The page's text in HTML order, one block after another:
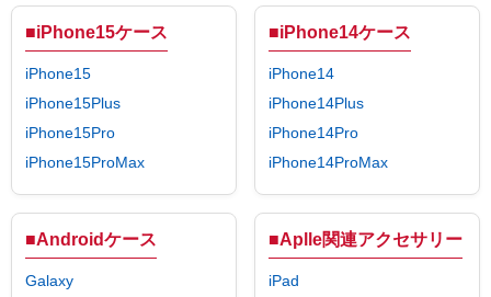
■iPhone15ケース
iPhone15
iPhone15Plus
iPhone15Pro
iPhone15ProMax
■iPhone14ケース
iPhone14
iPhone14Plus
iPhone14Pro
iPhone14ProMax
■Androidケース
Galaxy
■Aplle関連アクセサリー
iPad